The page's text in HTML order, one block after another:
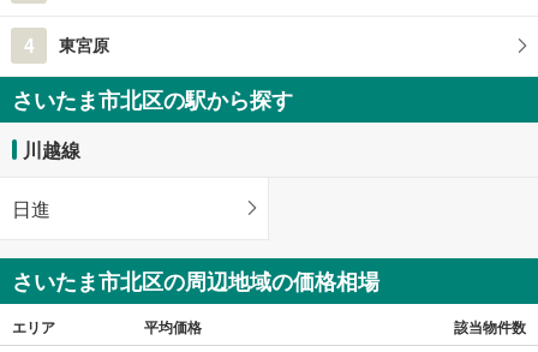
4 東宮原
さいたま市北区の駅から探す
川越線
日進
さいたま市北区の周辺地域の価格相場
エリア 平均価格 該当物件数